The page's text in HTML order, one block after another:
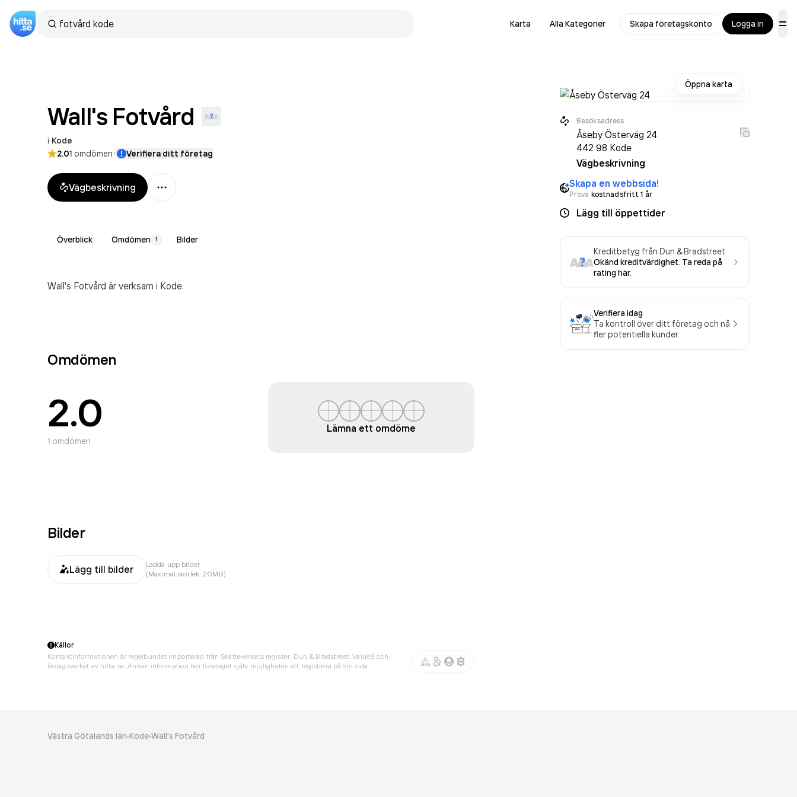
Karta Alla Kategorier Skapa företagskonto Logga in
Wall's Fotvård
i Kode
2.01 omdömen· Verifiera ditt företag
Vägbeskrivning
Mer
Överblick Omdömen 1 Bilder
Wall's Fotvård är verksam i Kode.
Omdömen
2.0
1 omdömen
Lämna ett omdöme
Bilder
Lägg till bilder
Ladda upp bilder
(Maximal storlek: 20MB)
Öppna karta
Besöksadress
Åseby Österväg 24
442 98 Kode
Vägbeskrivning
Skapa en webbsida!
Prova kostnadsfritt 1 år
Lägg till öppettider
Kreditbetyg från Dun & Bradstreet
Okänd kreditvärdighet. Ta reda på
rating här.
Verifiera idag
Ta kontroll över ditt företag och nå
fler potentiella kunder
Källor
Kontaktinformationen är regelbundet importerad från Skatteverkets register, Dun & Bradstreet, Value8 och
Bolagsverket av hitta.se. Annan information har företaget själv möjligheten att registrera på sin sida.
Västra Götalands län Kode Wall's Fotvård